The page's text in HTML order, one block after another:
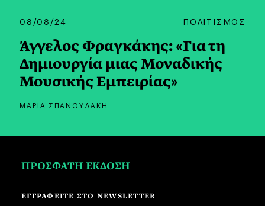
08/08/24 ΠΟΛΙΤΙΣΜΟΣ
Άγγελος Φραγκάκης: «Για τη
Δημιουργία μιας Μοναδικής
Μουσικής Εμπειρίας»
ΜΑΡΙΑ ΣΠΑΝΟΥΔΑΚΗ
ΠΡΟΣΦΑΤΗ ΕΚΔΟΣΗ
ΕΓΓΡΑΦΕΙΤΕ ΣΤΟ NEWSLETTER